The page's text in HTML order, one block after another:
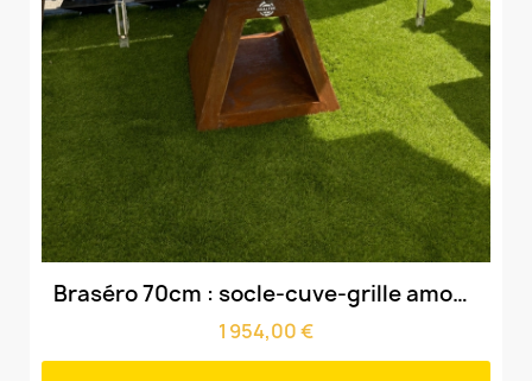
Aperçu rapide Braséro 70cm : socle-cuve-grille amovible & Mange-Debout
1 954,00 €